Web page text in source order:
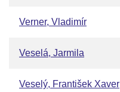
Verner, Vladimír
Veselá, Jarmila
Veselý, František Xaver